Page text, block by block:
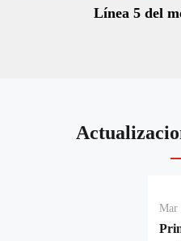
Línea 5 del
Mar